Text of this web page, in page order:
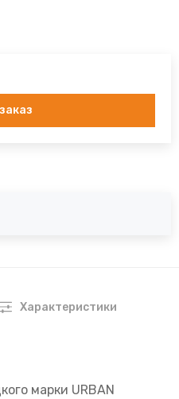
Характеристики
марки URBAN